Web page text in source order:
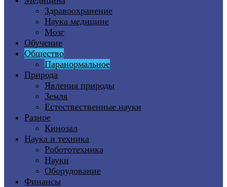
Здравоохранение
Наука медицине
Мозг
Обучение
Общество
Паранормальное
Природа
Явления природы
Земля
Естествественные науки
Разное
Кинозал
Наука и техника
Робототехника
Науки
Оборудование
Финансы